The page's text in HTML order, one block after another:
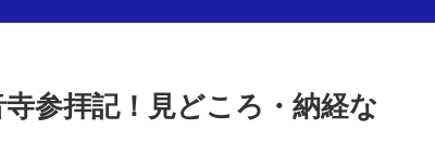
寺参拝記！見どころ・納経な